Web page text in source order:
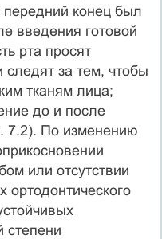
передний конец был
введения готовой
рта просят
следят за тем, чтобы
тканям лица;
до и после
7.2). По изменению
или отсутствии
ортодонтического
степени